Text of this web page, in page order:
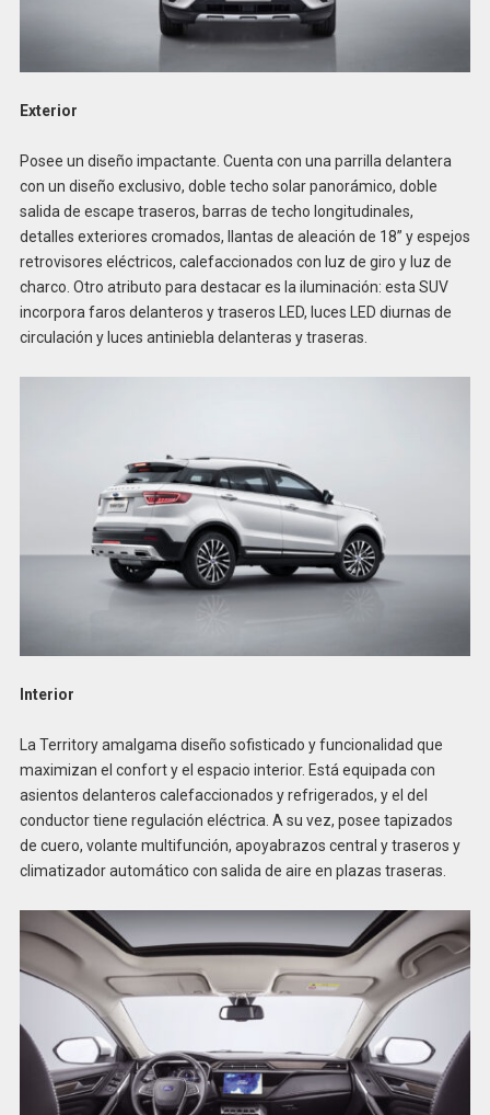
Exterior
Posee un diseño impactante. Cuenta con una parrilla delantera
con un diseño exclusivo, doble techo solar panorámico, doble
salida de escape traseros, barras de techo longitudinales,
detalles exteriores cromados, llantas de aleación de 18” y espejos
retrovisores eléctricos, calefaccionados con luz de giro y luz de
charco. Otro atributo para destacar es la iluminación: esta SUV
incorpora faros delanteros y traseros LED, luces LED diurnas de
circulación y luces antiniebla delanteras y traseras.
Interior
La Territory amalgama diseño sofisticado y funcionalidad que
maximizan el confort y el espacio interior. Está equipada con
asientos delanteros calefaccionados y refrigerados, y el del
conductor tiene regulación eléctrica. A su vez, posee tapizados
de cuero, volante multifunción, apoyabrazos central y traseros y
climatizador automático con salida de aire en plazas traseras.